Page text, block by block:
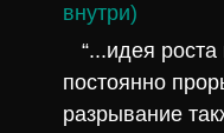
внутри)
“...идея
постоянно
разрывание